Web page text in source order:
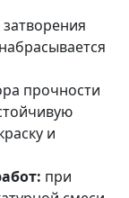
затворения
прочности
и
при